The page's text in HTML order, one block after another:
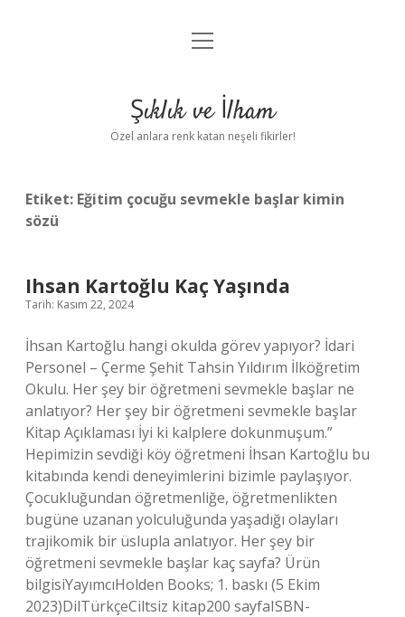
Anasayfa
Yasal Uyarı
menüyü
Şıklık ve İlham
Özel anlara renk katan neşeli fikirler!
Etiket: Eğitim çocuğu sevmekle başlar kimin
sözü
Ihsan Kartoğlu Kaç Yaşında
Tarih: Kasım 22, 2024
İhsan Kartoğlu hangi okulda görev yapıyor? İdari
Personel – Çerme Şehit Tahsin Yıldırım İlköğretim
Okulu. Her şey bir öğretmeni sevmekle başlar ne
anlatıyor? Her şey bir öğretmeni sevmekle başlar
Kitap Açıklaması İyi ki kalplere dokunmuşum.”
Hepimizin sevdiği köy öğretmeni İhsan Kartoğlu bu
kitabında kendi deneyimlerini bizimle paylaşıyor.
Çocukluğundan öğretmenliğe, öğretmenlikten
bugüne uzanan yolculuğunda yaşadığı olayları
trajikomik bir üslupla anlatıyor. Her şey bir
öğretmeni sevmekle başlar kaç sayfa? Ürün
bilgisiYayımcıHolden Books; 1. baskı (5 Ekim
2023)DilTürkçeCiltsiz kitap200 sayfaISBN-